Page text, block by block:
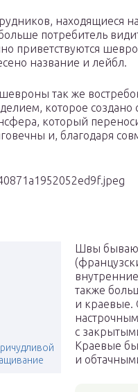
находящиеся
потребитель
приветствуются
название и лейбл.
так же
которое
который
и, благодаря
Швы
также
и краевые.
с
Краевые
и